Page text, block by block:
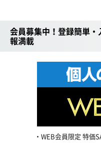
会員募集中！登録簡単
報満載
WEB会員限定 特価